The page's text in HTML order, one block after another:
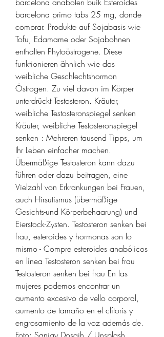
barcelona primo tabs 25 mg, donde
comprar. Produkte auf Sojabasis wie
Tofu, Edamame oder Sojabohnen
enthalten Phytoöstrogene. Diese
funktionieren ähnlich wie das
weibliche Geschlechtshormon
Östrogen. Zu viel davon im Körper
unterdrückt Testosteron. Kräuter,
weibliche Testosteronspiegel senken
Kräuter, weibliche Testosteronspiegel
senken : Mehreren tausend Tipps, um
Ihr Leben einfacher machen.
Übermäßige Testosteron kann dazu
führen oder dazu beitragen, eine
Vielzahl von Erkrankungen bei Frauen,
auch Hirsutismus (übermäßige
Gesichts-und Körperbehaarung) und
Eierstock-Zysten. Testosteron senken bei
frau, esteroides y hormonas son lo
mismo - Compre esteroides anabólicos
en línea Testosteron senken bei frau
Testosteron senken bei frau En las
mujeres podemos encontrar un
aumento excesivo de vello corporal,
aumento de tamaño en el clítoris y
engrosamiento de la voz además de.
Foto: Sanjay Dosajh / Unsplash.